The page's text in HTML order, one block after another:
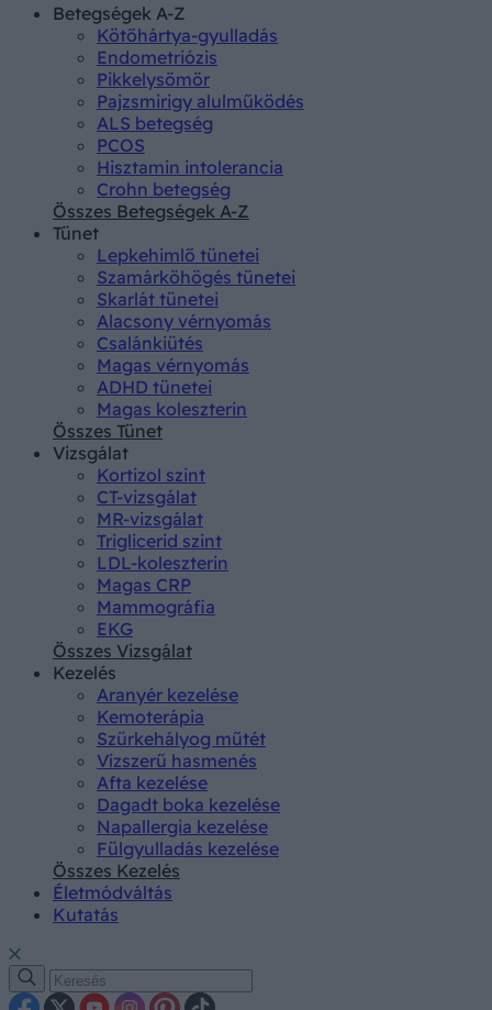
Betegségek A-Z
Kötőhártya-gyulladás
Endometriózis
Pikkelysömör
Pajzsmirigy alulműködés
ALS betegség
PCOS
Hisztamin intolerancia
Crohn betegség
Összes Betegségek A-Z
Tünet
Lepkehimlő tünetei
Szamárköhögés tünetei
Skarlát tünetei
Alacsony vérnyomás
Csalánkiütés
Magas vérnyomás
ADHD tünetei
Magas koleszterin
Összes Tünet
Vizsgálat
Kortizol szint
CT-vizsgálat
MR-vizsgálat
Triglicerid szint
LDL-koleszterin
Magas CRP
Mammográfia
EKG
Összes Vizsgálat
Kezelés
Aranyér kezelése
Kemoterápia
Szürkehályog műtét
Vízszerű hasmenés
Afta kezelése
Dagadt boka kezelése
Napallergia kezelése
Fülgyulladás kezelése
Összes Kezelés
Életmódváltás
Kutatás